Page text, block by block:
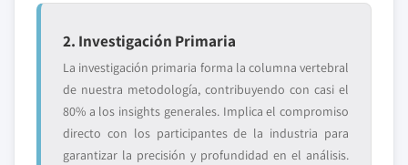
2. Investigación Primaria
La investigación primaria forma la columna vertebral
de nuestra metodología, contribuyendo con casi el
80% a los insights generales. Implica el compromiso
directo con los participantes de la industria para
garantizar la precisión y profundidad en el análisis.